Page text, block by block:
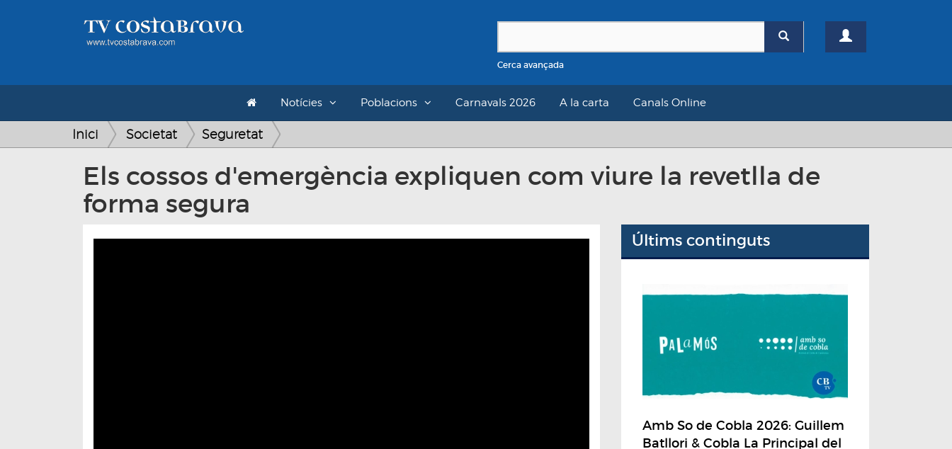
Cerca avançada
Notícies Poblacions Carnavals 2026 A la carta Canals Online
Inici Societat Seguretat
Els cossos d'emergència expliquen com viure la revetlla de
forma segura
Últims continguts
Amb So de Cobla 2026: Guillem
Batllori & Cobla La Principal del